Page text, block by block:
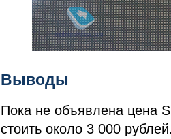
Выводы
Пока не объявлена цена
стоить около 3 000